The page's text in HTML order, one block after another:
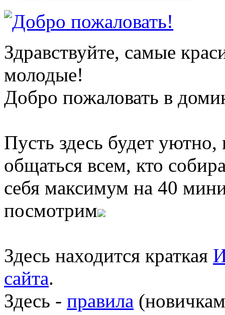
Здравствуйте, самые
молодые!
Добро пожаловать в
Пусть здесь будет
общаться всем, кто
себя максимум на 40
посмотрим
Здесь находится краткая
сайта.
Здесь - правила